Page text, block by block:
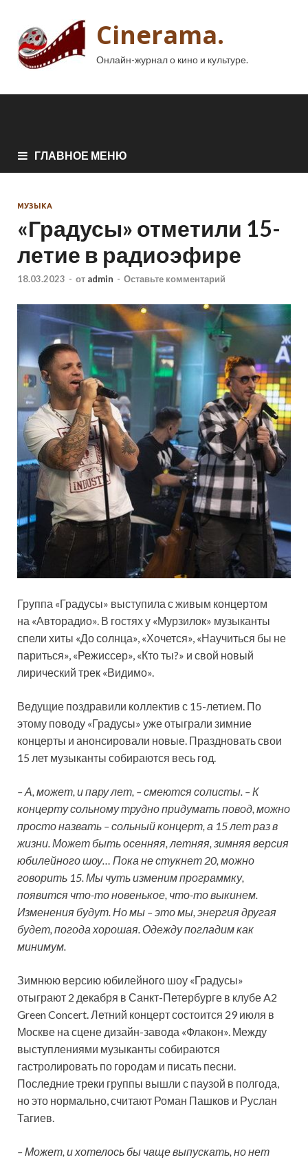
Cinerama.
Онлайн-журнал о кино и культуре.
ГЛАВНОЕ МЕНЮ
МУЗЫКА
«Градусы» отметили 15-
летие в радиоэфире
18.03.2023 - от admin - Оставьте комментарий
Группа «Градусы» выступила с живым концертом
на «Авторадио». В гостях у «Мурзилок» музыканты
спели хиты «До солнца», «Хочется», «Научиться бы не
париться», «Режиссер», «Кто ты?» и свой новый
лирический трек «Видимо».
Ведущие поздравили коллектив с 15-летием. По
этому поводу «Градусы» уже отыграли зимние
концерты и анонсировали новые. Праздновать свои
15 лет музыканты собираются весь год.
– А, может, и пару лет, – смеются солисты. – К
концерту сольному трудно придумать повод, можно
просто назвать – сольный концерт, а 15 лет раз в
жизни. Может быть осенняя, летняя, зимняя версия
юбилейного шоу… Пока не стукнет 20, можно
говорить 15. Мы чуть изменим программку,
появится что-то новенькое, что-то выкинем.
Изменения будут. Но мы – это мы, энергия другая
будет, погода хорошая. Одежду погладим как
минимум.
Зимнюю версию юбилейного шоу «Градусы»
отыграют 2 декабря в Санкт-Петербурге в клубе A2
Green Concert. Летний концерт состоится 29 июля в
Москве на сцене дизайн-завода «Флакон». Между
выступлениями музыканты собираются
гастролировать по городам и писать песни.
Последние треки группы вышли с паузой в полгода,
но это нормально, считают Роман Пашков и Руслан
Тагиев.
– Может, и хотелось бы чаще выпускать, но нет